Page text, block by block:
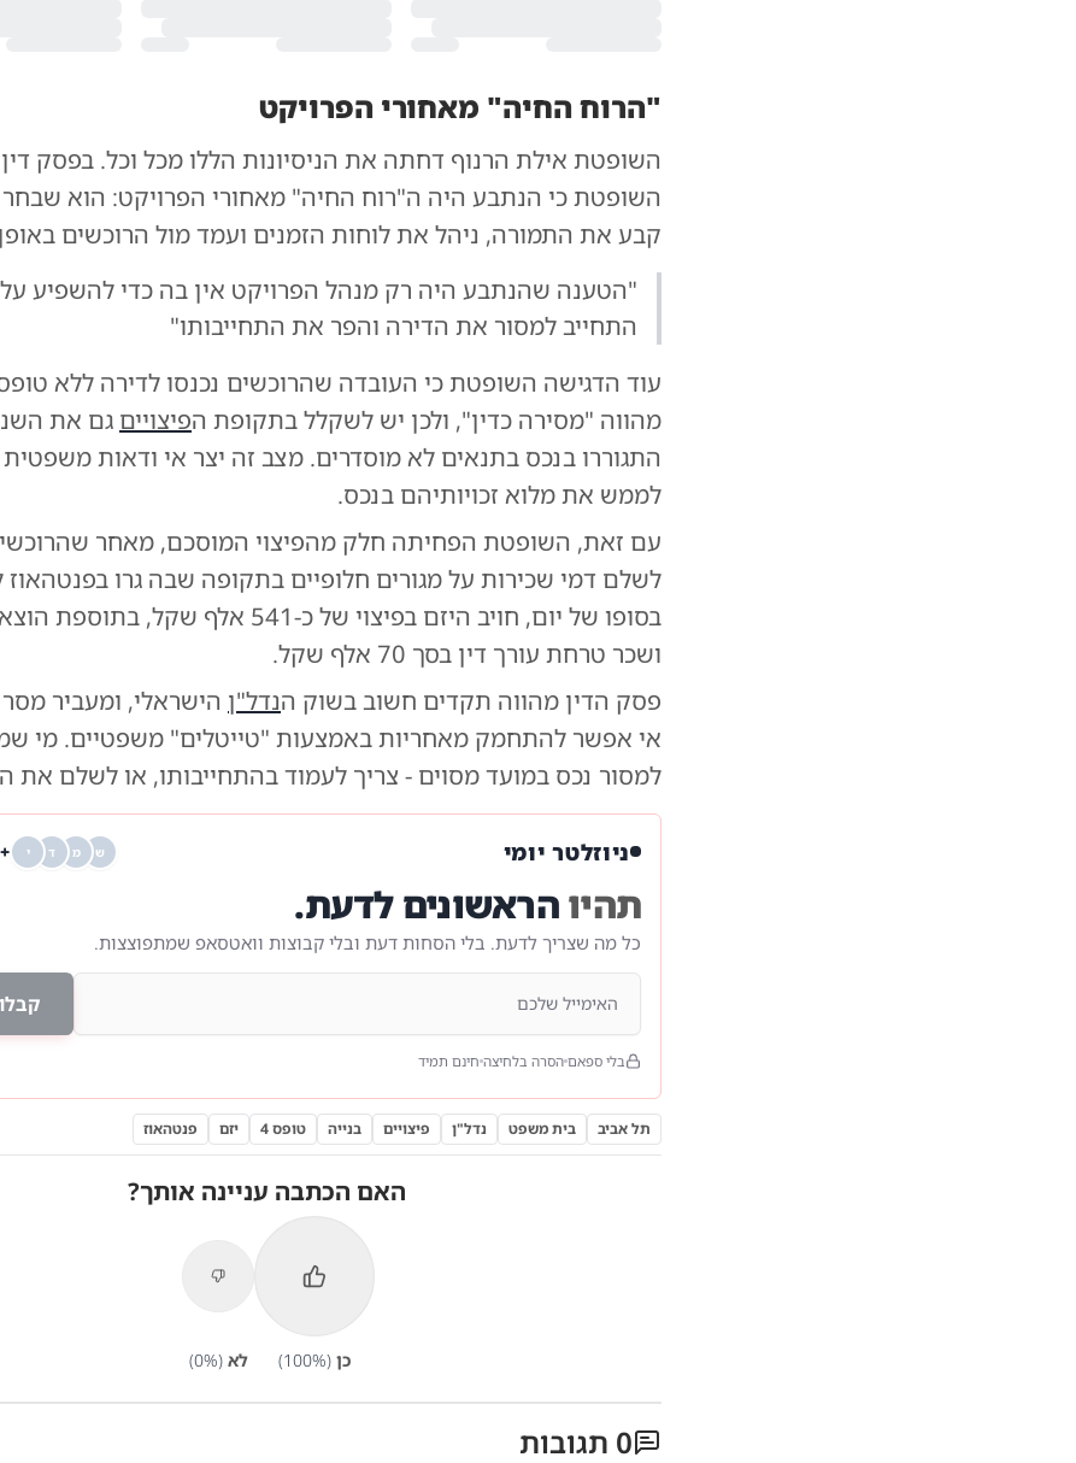
"הרוח החיה" מאחורי הפרויקט
השופטת אילת הרנוף דחתה את הניסיונות הללו מכל וכל. בפסק
השופטת כי הנתבע היה ה"רוח החיה" מאחורי הפרויקט: הוא
קבע את התמורה, ניהל את לוחות הזמנים ועמד מול הרוכשים
"הטענה שהנתבע היה רק מנהל הפרויקט אין בה כדי להשפיע
התחייב למסור את הדירה והפר את התחייבותו"
מהווה "מסירה כדין", ולכן יש לשקלל בתקופת הפיצויים גם את
התגוררו בנכס בתנאים לא מוסדרים. מצב זה יצר אי ודאות
לממש את מלוא זכויותיהם בנכס.
עם זאת, השופטת הפחיתה חלק מהפיצוי המוסכם, מאחר
בסופו של יום, חויב היזם בפיצוי של כ-541 אלף
ושכר טרחת עורך דין בסך 70 אלף שקל.
פסק הדין מהווה תקדים חשוב בשוק הנדל"ן הישראלי, ומעביר מסר
אי אפשר להתחמק מאחריות באמצעות "טייטלים" משפטיים. מי
למסור נכס במועד מסוים - צריך לעמוד בהתחייבותו, או לשלם את
ניוזלטר יומי ש מ ד י +68K
תהיוהראשונים לדעת.
כל מה שצריך לדעת. בלי הסחות דעת ובלי קבוצות וואטסאפ שמתפוצצות.
בלי ספאם הסרה בלחיצה חינם תמיד
תל אביב בית משפט נדל"ן פיצויים בנייה טופס 4 יזם פנטהאוז
האם הכתבה עניינה אותך?
כן (
100%) לא (
0%)
0 תגובות